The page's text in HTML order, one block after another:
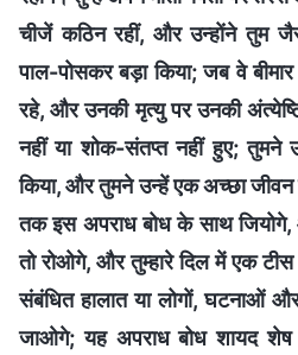
चीजें कठिन रहीं, और उन्होंने तुम
पाल-पोसकर बड़ा किया; जब वे
रहे, और उनकी मृत्यु पर उनकी
नहीं या शोक-संतप्त नहीं हुए; तुमने
किया, और तुमने उन्हें एक अच्छा
तक इस अपराध बोध के साथ जियोगे,
तो रोओगे, और तुम्हारे दिल में एक टीस
संबंधित हालात या लोगों, घटनाओं
जाओगे; यह अपराध बोध शायद शेष